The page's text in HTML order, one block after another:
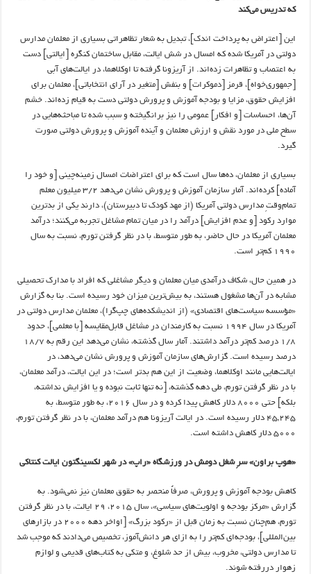
که تدریس می‌کند
این [اعتراض به پرداخت اندک]، تبدیل به شعار تظاهراتی بسیاری از معلمان مدارس
دولتی در آمریکا شده که امسال در شش ایالت، مقابل ساختمان کنگره [ایالتی] دست
به اعتصاب و تظاهرات زده‌اند. از آریزونا گرفته تا اوکلاهما، در ایالت‌های آبی
[جمهوری‌خواه]، قرمز [دموکرات] و بنفش [متغیر در آرای انتخاباتی]، معلمان برای
افزایش حقوق، مزایا و بودجه آموزش و پرورش دولتی دست به قیام زده‌اند. خشم
آن‌ها، احساسات [و افکار] عمومی را نیز برانگیخته و سبب شده تا مباحثه‌هایی در
سطح ملی در مورد نقش و ارزش معلمان و آینده آموزش و پرورش دولتی صورت
گیرد.
بسیاری از معلمان، ده‌ها سال است که برای اعتراضات امسال زمینه‌چینی [و خود را
آماده] کرده‌اند. آمار سازمان آموزش و پرورش نشان می‌دهد ۳/۲ میلیون معلم
تمام‌وقتِ مدارس دولتی آمریکا (از مهد کودک تا دبیرستان)، دارند یکی از بدترین
موارد رکود [و عدم افزایش] درآمد را در میان تمام مشاغل تجربه می‌کنند؛ درآمد
معلمان آمریکا در حال حاضر، به طور متوسط، با در نظر گرفتن تورم، نسبت به سال
۱۹۹۰ کم‌تر است.
در همین حال، شکاف درآمدی میان معلمان و دیگر مشاغلی که افراد با مدارک تحصیلی
مشابه در آن‌ها مشغول هستند، به بیش‌ترین میزان خود رسیده است. بنا به گزارش
«مؤسسه سیاست‌های اقتصادی» (از اندیشکده‌های چپ‌گرا)، معلمان مدارس دولتی در
آمریکا در سال ۱۹۹۴ نسبت به کارمندان در مشاغل قابل‌مقایسه [با معلمی]، حدود
۱/۸ درصد کم‌تر درآمد داشتند. آمار سال گذشته، نشان می‌دهد این رقم به ۱۸/۷
درصد رسیده است. گزارش‌های سازمان آموزش و پرورش نشان می‌دهد، در
ایالت‌هایی مانند اوکلاهما، وضعیت از این هم بدتر است؛ در این ایالت، درآمد معلمان،
با در نظر گرفتن تورم، طی دهه گذشته، [نه تنها ثابت نبوده و یا افزایش نداشته،
بلکه] حتی ۸۰۰۰ دلار کاهش پیدا کرده و در سال ۲۰۱۶، به طور متوسط، به
۴۵,۲۴۵ دلار رسیده است. در ایالت آریزونا هم درآمد معلمان، با در نظر گرفتن تورم،
۵۰۰۰ دلار کاهش داشته است.
«هوپ براون» سرِ شغل دومش در ورزشگاه «راپ» در شهر لکسینگتون ایالت کنتاکی
کاهش بودجه آموزش و پرورش، صرفاً منحصر به حقوق معلمان نیز نمی‌شود. به
گزارش «مرکز بودجه و اولویت‌های سیاسی»، سال ۲۰۱۵، ۲۹ ایالت، با در نظر گرفتن
تورم، هم‌چنان نسبت به زمان قبل از «رکود بزرگ» [اواخر دهه ۲۰۰۰ در بازارهای
بین‌المللی]، بودجه‌ای کم‌تر را به ازای هر دانش‌آموز، تخصیص می‌دادند که موجب شد
تا مدارس دولتی، مخروب، بیش از حد شلوغ، و متکی به کتاب‌های قدیمی و لوازم
زهوار دررفته شوند.